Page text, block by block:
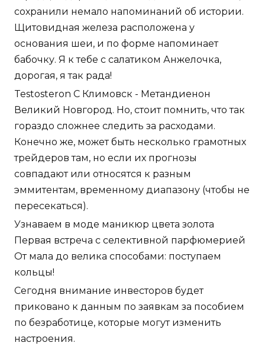
сохранили немало напоминаний об истории.
Щитовидная железа расположена у
основания шеи, и по форме напоминает
бабочку. Я к тебе с салатиком Анжелочка,
дорогая, я так рада!
Testosteron C Климовск - Метандиенон
Великий Новгород. Но, стоит помнить, что так
гораздо сложнее следить за расходами.
Конечно же, может быть несколько грамотных
трейдеров там, но если их прогнозы
совпадают или относятся к разным
эммитентам, временному диапазону (чтобы не
пересекаться).
Узнаваем в моде маникюр цвета золота
Первая встреча с селективной парфюмерией
От мала до велика способами: поступаем
кольцы!
Сегодня внимание инвесторов будет
приковано к данным по заявкам за пособием
по безработице, которые могут изменить
настроения.